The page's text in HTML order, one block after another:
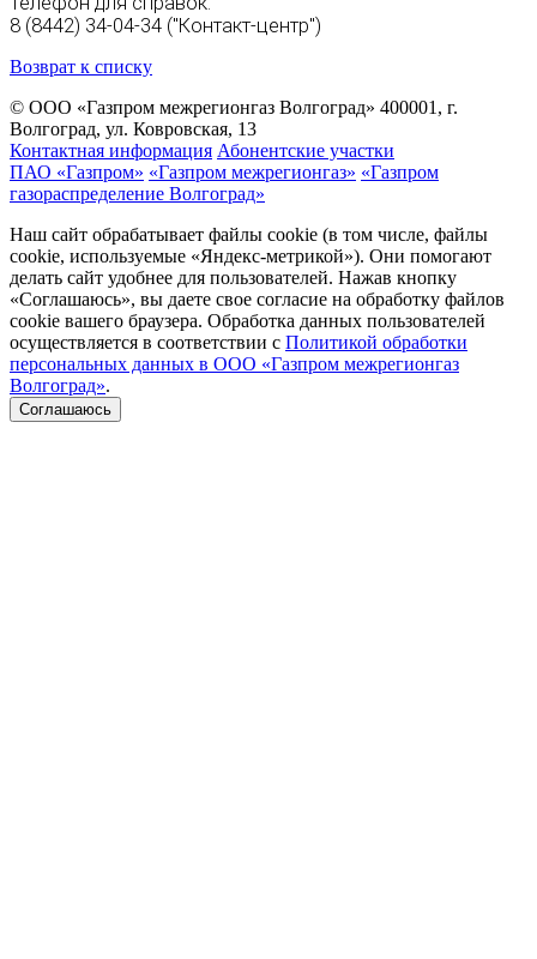
8 (8442) 34-04-34 ("Контакт-центр")
Возврат к списку
© ООО «Газпром межрегионгаз Волгоград» 400001, г.
Волгоград, ул. Ковровская, 13
Контактная информация Абонентские участки
ПАО «Газпром» «Газпром межрегионгаз» «Газпром
газораспределение Волгоград»
Наш сайт обрабатывает файлы cookie (в том числе, файлы
cookie, используемые «Яндекс-метрикой»). Они помогают
делать сайт удобнее для пользователей. Нажав кнопку
«Соглашаюсь», вы даете свое согласие на обработку файлов
cookie вашего браузера. Обработка данных пользователей
осуществляется в соответствии с Политикой обработки
персональных данных в ООО «Газпром межрегионгаз
Волгоград».
Соглашаюсь